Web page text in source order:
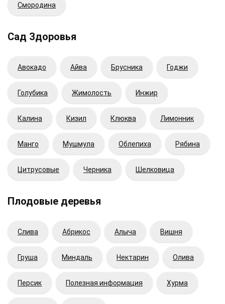
Смородина
Сад Здоровья
Авокадо Айва Брусника Годжи
Голубика Жимолость Инжир
Калина Кизил Клюква Лимонник
Манго Мушмула Облепиха Рябина
Цитрусовые Черника Шелковица
Плодовые деревья
Cлива Абрикос Алыча Вишня
Груша Миндаль Нектарин Олива
Персик Полезная информация Хурма